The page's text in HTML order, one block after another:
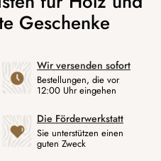
Wir versenden sofort
Bestellungen, die vor
12:00 Uhr eingehen
Die Förderwerkstatt
Sie unterstützen einen
guten Zweck